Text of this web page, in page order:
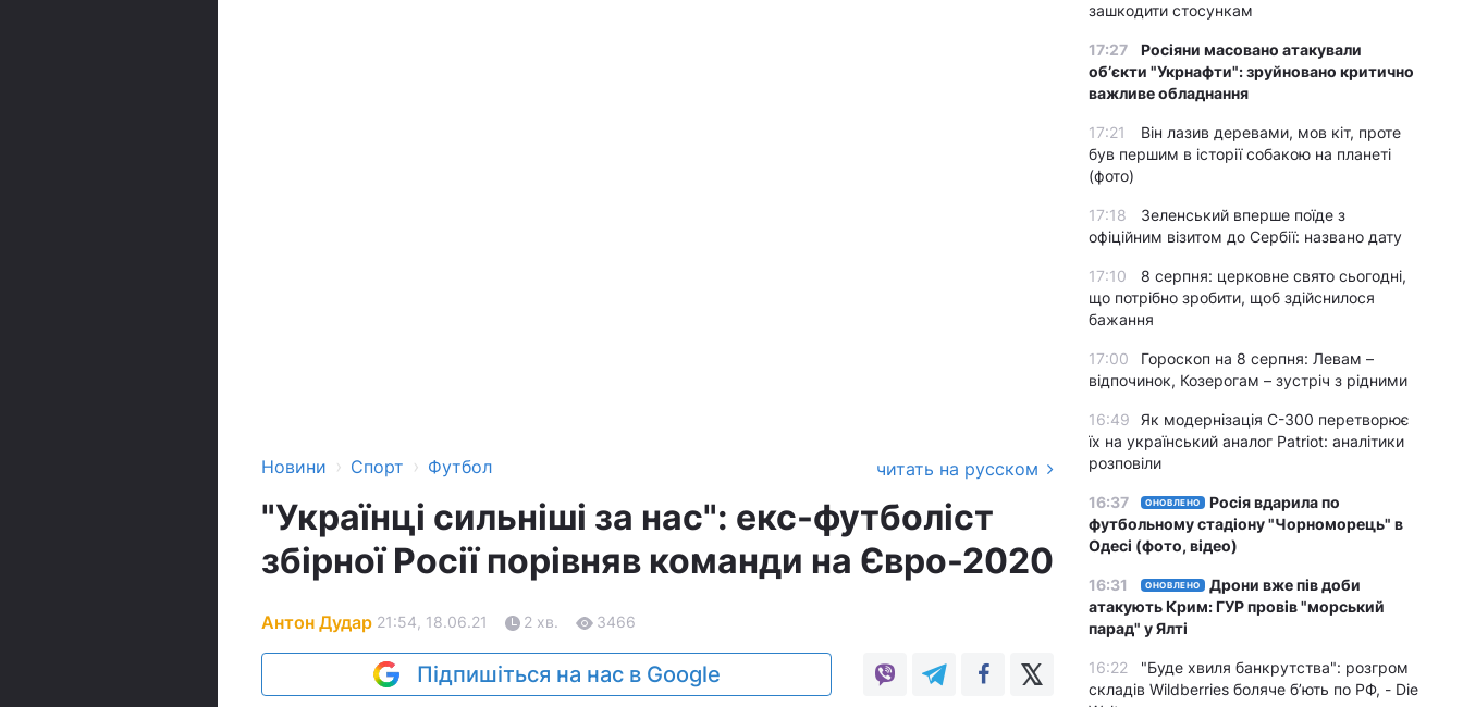
Новини › Спорт › Футбол читать на русском
"Українці сильніші за нас": екс-футболіст
збірної Росії порівняв команди на Євро-2020
Антон Дудар 21:54, 18.06.21 2 хв. 3466
Підпишіться на нас в Google
зашкодити стосункам
17:27
Росіяни масовано атакували
обʼєкти "Укрнафти": зруйновано критично
важливе обладнання
17:21
Він лазив деревами, мов кіт, проте
був першим в історії собакою на планеті
(фото)
17:18
Зеленський вперше поїде з
офіційним візитом до Сербії: названо дату
17:10
8 серпня: церковне свято сьогодні,
що потрібно зробити, щоб здійснилося
бажання
17:00
Гороскоп на 8 серпня: Левам –
відпочинок, Козерогам – зустріч з рідними
16:49
Як модернізація С-300 перетворює
їх на український аналог Patriot: аналітики
розповіли
16:37 ОНОВЛЕНО
Росія вдарила по
футбольному стадіону "Чорноморець" в
Одесі (фото, відео)
16:31 ОНОВЛЕНО
Дрони вже пів доби
атакують Крим: ГУР провів "морський
парад" у Ялті
16:22
"Буде хвиля банкрутства": розгром
складів Wildberries боляче бʼють по РФ, - Die